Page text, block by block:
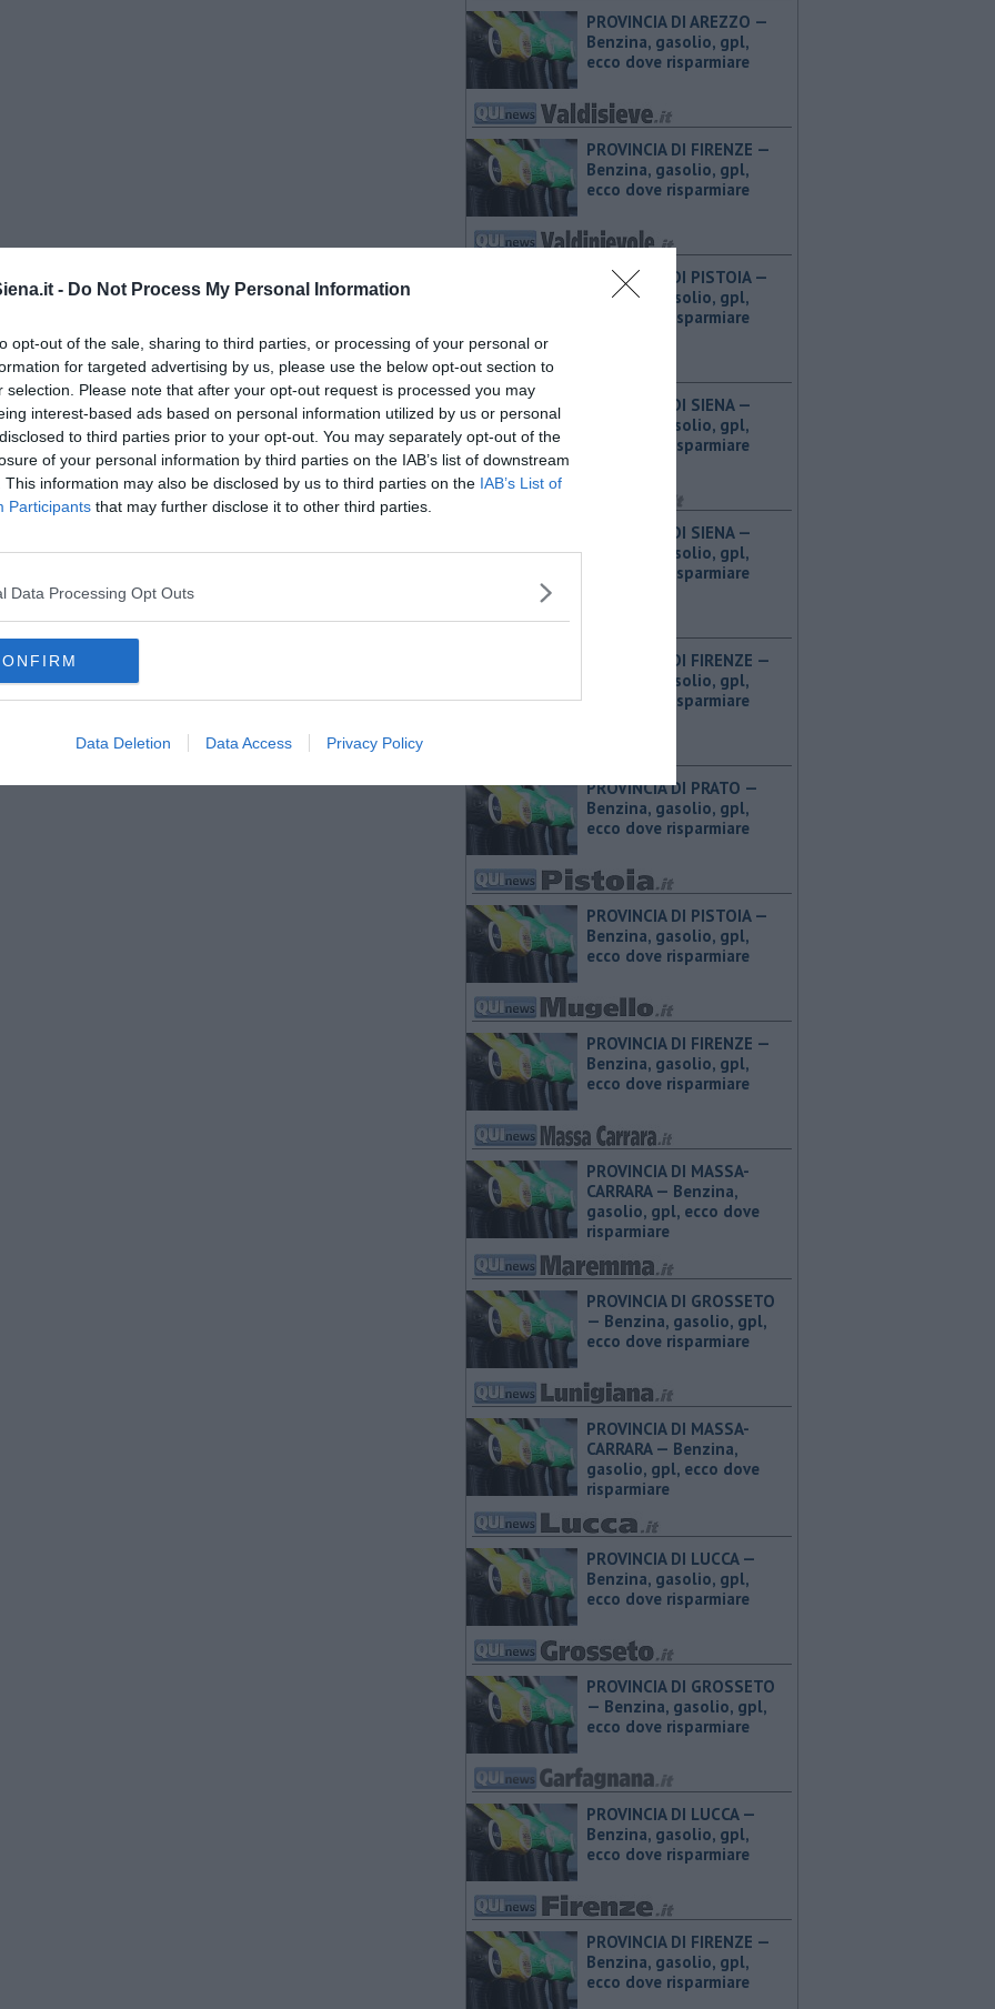
- Do Not Process My Personal Information
opt-out of the sale, sharing to third parties, or processing of your personal or
for targeted advertising by us, please use the below opt-out section to
selection. Please note that after your opt-out request is processed you may
interest-based ads based on personal information utilized by us or personal
to third parties prior to your opt-out. You may separately opt-out of the
of your personal information by third parties on the IAB’s list of downstream
This information may also be disclosed by us to third parties on the IAB’s List of
Participants that may further disclose it to other third parties.
Data Processing Opt Outs
Data Deletion Data Access Privacy Policy
PROVINCIA DI AREZZO — ​
Benzina, gasolio, gpl,
ecco dove risparmiare
PROVINCIA DI FIRENZE — ​
Benzina, gasolio, gpl,
ecco dove risparmiare
PROVINCIA DI PISTOIA — ​
Benzina, gasolio, gpl,
ecco dove risparmiare
PROVINCIA DI SIENA — ​
Benzina, gasolio, gpl,
ecco dove risparmiare
PROVINCIA DI SIENA — ​
Benzina, gasolio, gpl,
ecco dove risparmiare
PROVINCIA DI FIRENZE — ​
Benzina, gasolio, gpl,
ecco dove risparmiare
PROVINCIA DI PRATO — ​
Benzina, gasolio, gpl,
ecco dove risparmiare
PROVINCIA DI PISTOIA — ​
Benzina, gasolio, gpl,
ecco dove risparmiare
PROVINCIA DI FIRENZE — ​
Benzina, gasolio, gpl,
ecco dove risparmiare
PROVINCIA DI MASSA-
CARRARA — ​Benzina,
gasolio, gpl, ecco dove
risparmiare
PROVINCIA DI GROSSETO
— ​Benzina, gasolio, gpl,
ecco dove risparmiare
PROVINCIA DI MASSA-
CARRARA — ​Benzina,
gasolio, gpl, ecco dove
risparmiare
PROVINCIA DI LUCCA — ​
Benzina, gasolio, gpl,
ecco dove risparmiare
PROVINCIA DI GROSSETO
— ​Benzina, gasolio, gpl,
ecco dove risparmiare
PROVINCIA DI LUCCA — ​
Benzina, gasolio, gpl,
ecco dove risparmiare
PROVINCIA DI FIRENZE — ​
Benzina, gasolio, gpl,
ecco dove risparmiare